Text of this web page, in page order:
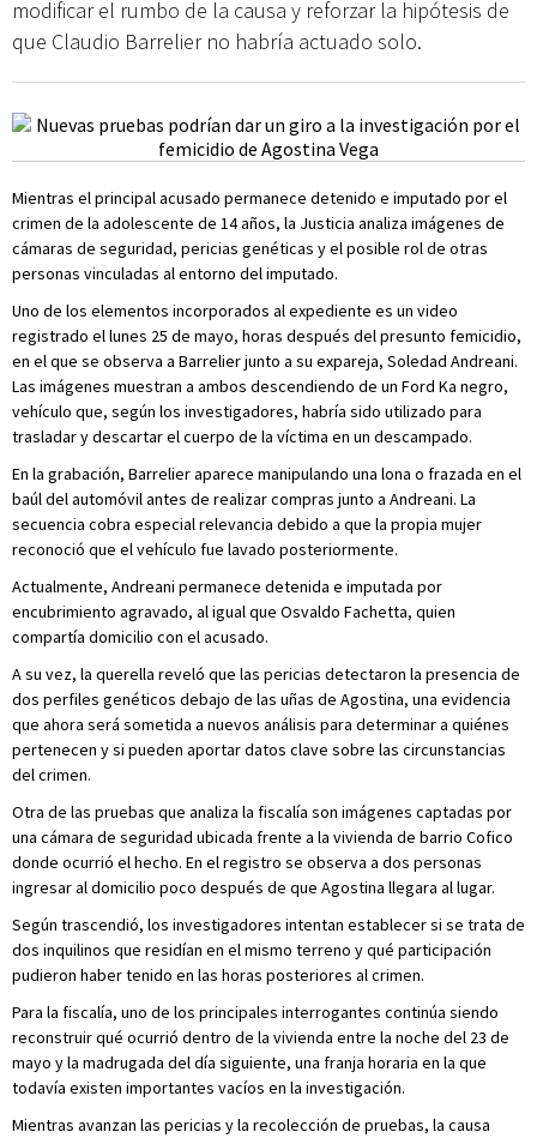
modificar el rumbo de la causa y reforzar la hipótesis de
que Claudio Barrelier no habría actuado solo.
Mientras el principal acusado permanece detenido e imputado por el
crimen de la adolescente de 14 años, la Justicia analiza imágenes de
cámaras de seguridad, pericias genéticas y el posible rol de otras
personas vinculadas al entorno del imputado.
Uno de los elementos incorporados al expediente es un video
registrado el lunes 25 de mayo, horas después del presunto femicidio,
en el que se observa a Barrelier junto a su expareja, Soledad Andreani.
Las imágenes muestran a ambos descendiendo de un Ford Ka negro,
vehículo que, según los investigadores, habría sido utilizado para
trasladar y descartar el cuerpo de la víctima en un descampado.
En la grabación, Barrelier aparece manipulando una lona o frazada en el
baúl del automóvil antes de realizar compras junto a Andreani. La
secuencia cobra especial relevancia debido a que la propia mujer
reconoció que el vehículo fue lavado posteriormente.
Actualmente, Andreani permanece detenida e imputada por
encubrimiento agravado, al igual que Osvaldo Fachetta, quien
compartía domicilio con el acusado.
A su vez, la querella reveló que las pericias detectaron la presencia de
dos perfiles genéticos debajo de las uñas de Agostina, una evidencia
que ahora será sometida a nuevos análisis para determinar a quiénes
pertenecen y si pueden aportar datos clave sobre las circunstancias
del crimen.
Otra de las pruebas que analiza la fiscalía son imágenes captadas por
una cámara de seguridad ubicada frente a la vivienda de barrio Cofico
donde ocurrió el hecho. En el registro se observa a dos personas
ingresar al domicilio poco después de que Agostina llegara al lugar.
Según trascendió, los investigadores intentan establecer si se trata de
dos inquilinos que residían en el mismo terreno y qué participación
pudieron haber tenido en las horas posteriores al crimen.
Para la fiscalía, uno de los principales interrogantes continúa siendo
reconstruir qué ocurrió dentro de la vivienda entre la noche del 23 de
mayo y la madrugada del día siguiente, una franja horaria en la que
todavía existen importantes vacíos en la investigación.
Mientras avanzan las pericias y la recolección de pruebas, la causa